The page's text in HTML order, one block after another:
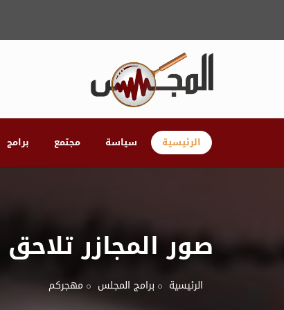
الرئيسية سياسة مجتمع برامج
صور المجازر
الرئيسية برامج المجلس مهجركم